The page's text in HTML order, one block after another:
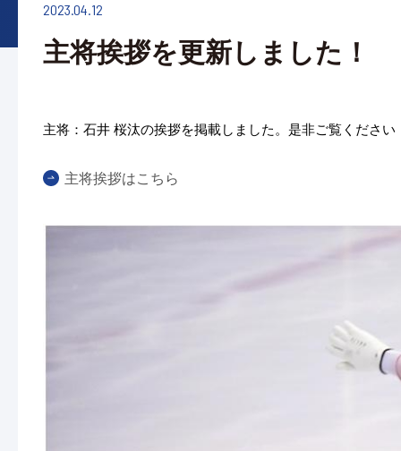
2023.04.12
主将挨拶を更新しました！
主将：石井 桜汰の挨拶を掲載しました。是非ご覧ください
主将挨拶はこちら